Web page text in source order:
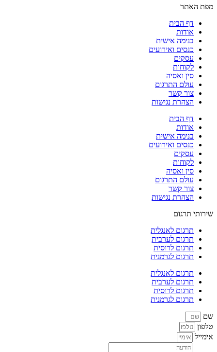
מפת האתר
דף הבית
אודות
בנימה אישית
כנסים ואירועים
עסקים
לקוחות
סין ואסיה
עולם התרגום
צור קשר
הצהרת נגישות
דף הבית
אודות
בנימה אישית
כנסים ואירועים
עסקים
לקוחות
סין ואסיה
עולם התרגום
צור קשר
הצהרת נגישות
שירותי תרגום
תרגום לאנגלית
תרגום לערבית
תרגום לרוסית
תרגום לגרמנית
תרגום לאנגלית
תרגום לערבית
תרגום לרוסית
תרגום לגרמנית
שם
טלפון
אימייל